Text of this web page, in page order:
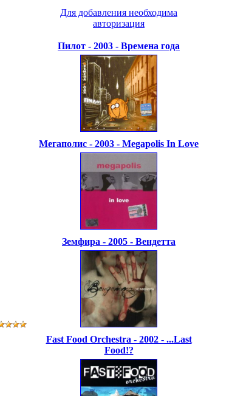
Для добавления необходима
авторизация
Пилот - 2003 - Времена года
Мегаполис - 2003 - Megapolis In Love
Земфира - 2005 - Вендетта
Fast Food Orchestra - 2002 - ...Last
Food!?